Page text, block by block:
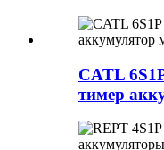
CATL
тимер